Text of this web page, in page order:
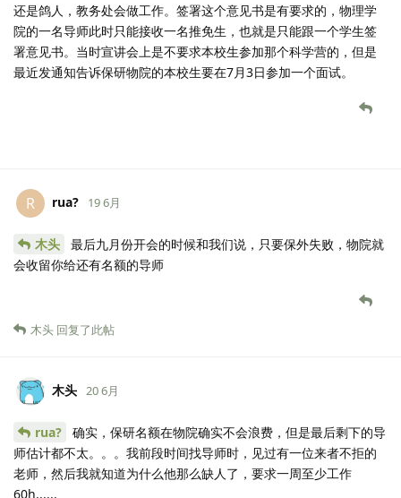
还是鸽人，教务处会做工作。签署这个意见书是有要求的，物理学
院的一名导师此时只能接收一名推免生，也就是只能跟一个学生签
署意见书。当时宣讲会上是不要求本校生参加那个科学营的，但是
最近发通知告诉保研物院的本校生要在7月3日参加一个面试。
R rua? 19 6月
木头
最后九月份开会的时候和我们说，只要保外失败，物院就
会收留你给还有名额的导师
木头 回复了此帖
木头 20 6月
rua?
确实，保研名额在物院确实不会浪费，但是最后剩下的导
师估计都不太。。。我前段时间找导师时，见过有一位来者不拒的
老师，然后我就知道为什么他那么缺人了，要求一周至少工作
60h......